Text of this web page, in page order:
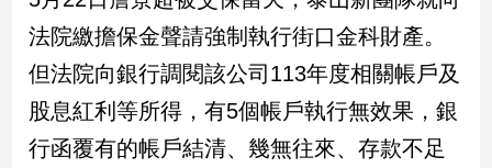
建
築/
室
內
設
計
法院繳擔保金聲請強制執行街口金科財產。
但法院向銀行調閱該公司113年度相關帳戶及
股息紅利等所得，有5個帳戶執行無效果，銀
行函覆有的帳戶結清、幾無往來、存款不足